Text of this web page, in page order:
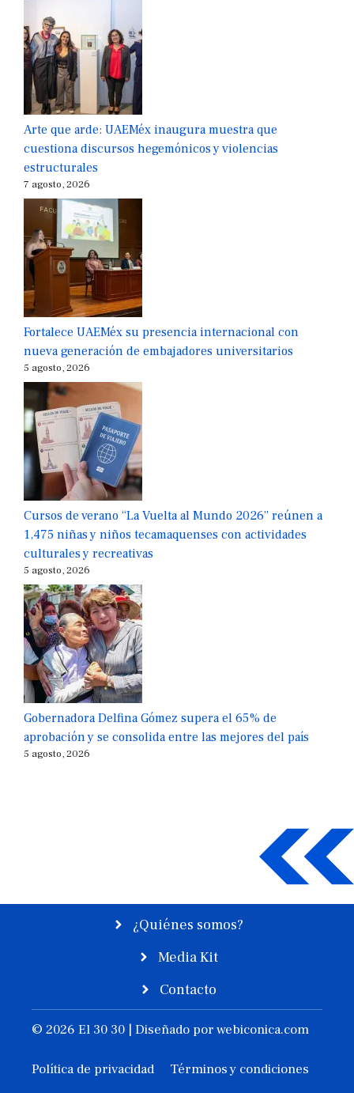
Arte que arde: UAEMéx inaugura muestra que
cuestiona discursos hegemónicos y violencias
estructurales
7 agosto, 2026
Fortalece UAEMéx su presencia internacional con
nueva generación de embajadores universitarios
5 agosto, 2026
Cursos de verano “La Vuelta al Mundo 2026” reúnen a
1,475 niñas y niños tecamaquenses con actividades
culturales y recreativas
5 agosto, 2026
Gobernadora Delfina Gómez supera el 65% de
aprobación y se consolida entre las mejores del país
5 agosto, 2026
¿Quiénes somos?
Media Kit
Contacto
© 2026 El 30 30 | Diseñado porwebiconica.com
Política de privacidad Términos y condiciones